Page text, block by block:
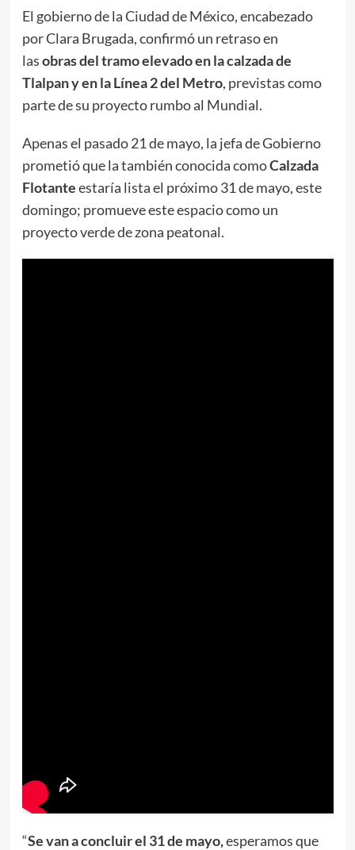
El gobierno de la Ciudad de México, encabezado
por Clara Brugada, confirmó un retraso en
lasobras del tramo elevado en la calzada de
Tlalpan y en la Línea 2 del Metro, previstas como
parte de su proyecto rumbo al Mundial.
Apenas el pasado 21 de mayo, la jefa de Gobierno
prometió que la también conocida comoCalzada
Flotanteestaría lista el próximo 31 de mayo, este
domingo; promueve este espacio como un
proyecto verde de zona peatonal.
“Se van a concluir el 31 de mayo,esperamos que